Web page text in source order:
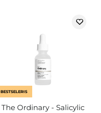
BESTSELERIS
The Ordinary - Salicylic